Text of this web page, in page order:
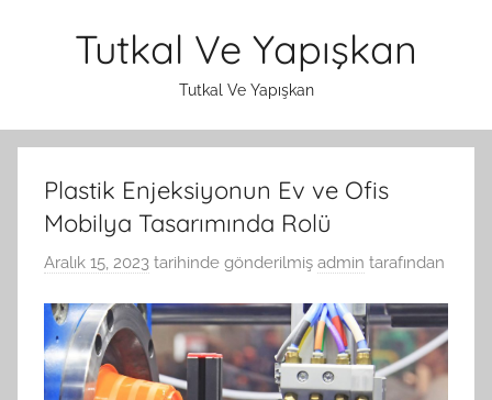
Tutkal Ve Yapışkan
Tutkal Ve Yapışkan
Plastik Enjeksiyonun Ev ve Ofis
Mobilya Tasarımında Rolü
Aralık 15, 2023 tarihinde gönderilmiş admin tarafından